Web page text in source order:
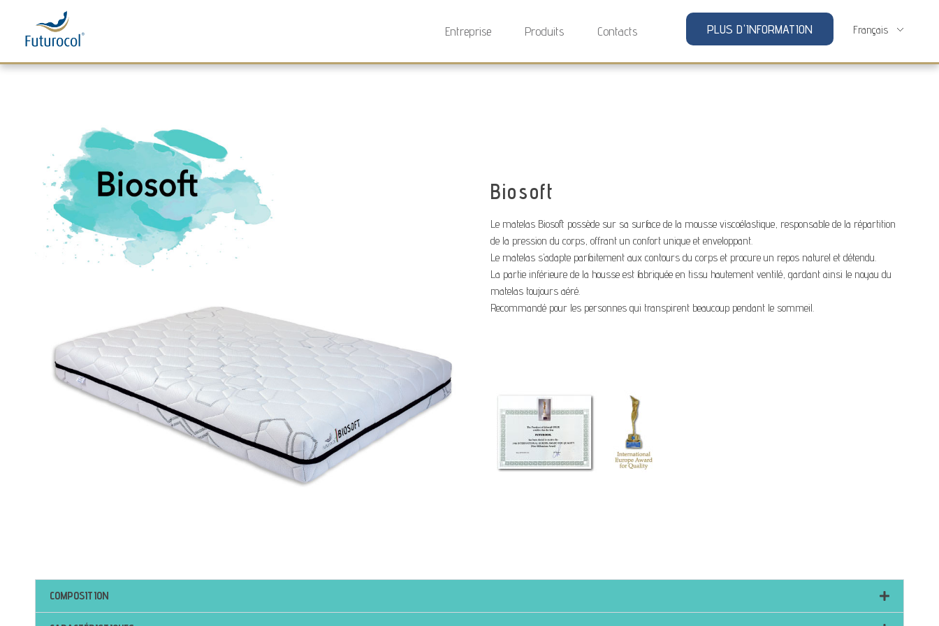
Entreprise Produits Contacts PLUS D'INFORMATION
Biosoft
Le matelas Biosoft possède sur sa surface de la mousse viscoélastique, responsable de la répartition
de la pression du corps, offrant un confort unique et enveloppant.
Le matelas s’adapte parfaitement aux contours du corps et procure un repos naturel et détendu.
La partie inférieure de la housse est fabriquée en tissu hautement ventilé, gardant ainsi le noyau du
matelas toujours aéré.
Recommandé pour les personnes qui transpirent beaucoup pendant le sommeil.
COMPOSITION